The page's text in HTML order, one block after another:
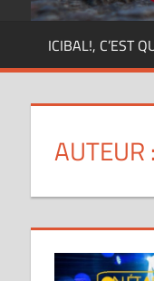
ICIBAL!, C’EST
AUTEUR :